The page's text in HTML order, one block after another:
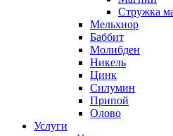
Стружка
Мельхиор
Баббит
Молибден
Никель
Цинк
Силумин
Припой
Олово
Услуги